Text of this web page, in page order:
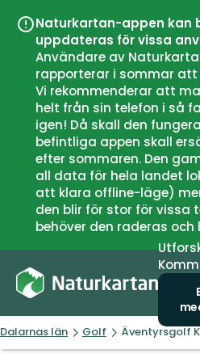
Naturkartan-appen kan
uppdateras för vissa
Användare av
rapporterar i sommar att
Vi rekommenderar att
helt från sin telefon i så
igen! Då skall den
befintliga appen skall
efter sommaren. Den
all data för hela landet
att klara offline-läge)
den blir för stor för vissa
behöver den raderas
Dalarnas län Golf Äventyrsgolf